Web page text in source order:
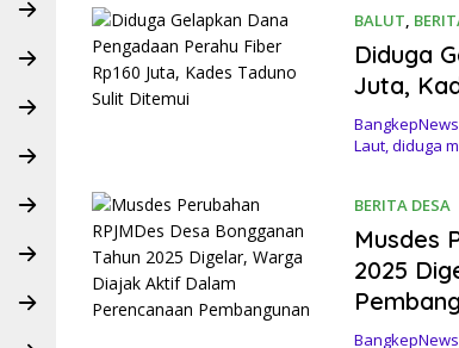
BALUT,
Diduga
Juta,
Laut, diduga
BERITA DESA
Musdes
2025